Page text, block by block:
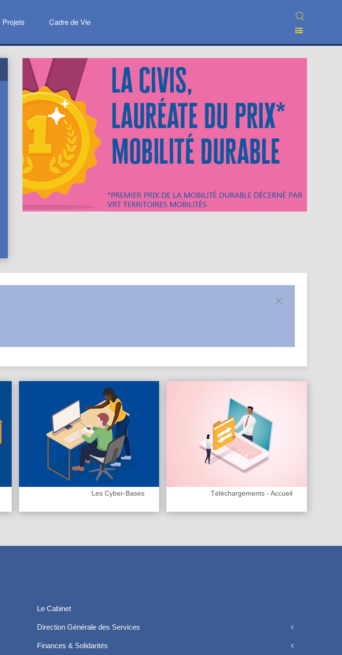
Projets Cadre de Vie
Les Cyber-Bases Téléchargements - Accueil
Le Cabinet
Direction Générale des Services
Finances & Solidarités